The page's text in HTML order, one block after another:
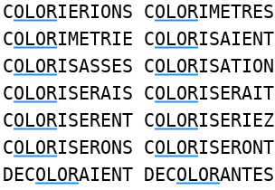
COLORIERIONS COLORIMETRES
COLORIMETRIE COLORISAIENT
COLORISASSES COLORISATION
COLORISERAIS COLORISERAIT
COLORISERENT COLORISERIEZ
COLORISERONS COLORISERONT
DECOLORAIENT DECOLORANTES